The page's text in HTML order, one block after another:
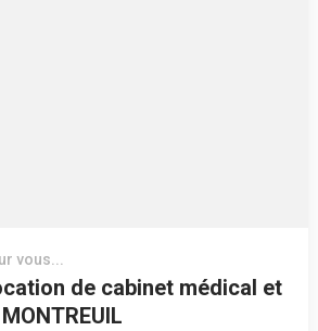
vous...
de cabinet médical et